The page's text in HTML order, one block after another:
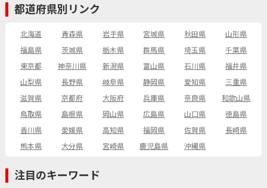
都道府県別リンク
北海道 青森県 岩手県 宮城県 秋田県
山形県
福島県
茨城県 栃木県 群馬県 埼玉県
千葉県
東京都
神奈川県 新潟県 富山県 石川県
福井県
山梨県
長野県 岐阜県 静岡県 愛知県
三重県
滋賀県
京都府 大阪府 兵庫県 奈良県
和歌山県
鳥取県
島根県 岡山県 広島県 山口県
徳島県
香川県
愛媛県 高知県 福岡県 佐賀県
長崎県
熊本県
大分県 宮崎県 鹿児島県 沖縄県
注目のキーワード